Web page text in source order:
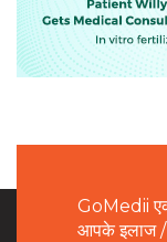
GoMedii एक
आपके इलाज /